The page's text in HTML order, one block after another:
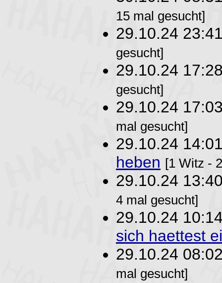
15 mal gesucht]
29.10.24
gesucht]
29.10.24
gesucht]
29.10.24
mal gesucht]
29.10.24
heben [1 Witz -
29.10.24
4 mal gesucht]
29.10.24
sich haettest
29.10.24
mal gesucht]